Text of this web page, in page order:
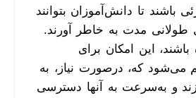
باشند تا دانش‌آموزان بتوانند
طولانی مدت به خاطر آورند.
باشند، این امکان برای
می‌شود که، درصورت نیاز، به
و به‌سرعت به آنها دسترسی